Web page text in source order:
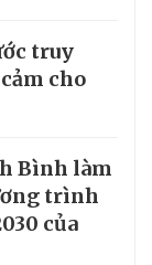
truy
cho
Bình làm
trình
của